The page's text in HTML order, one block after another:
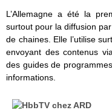
L’Allemagne a été la
surtout pour la diffusion
de chaines. Elle l’utilise
envoyant des contenus
des guides de
informations.